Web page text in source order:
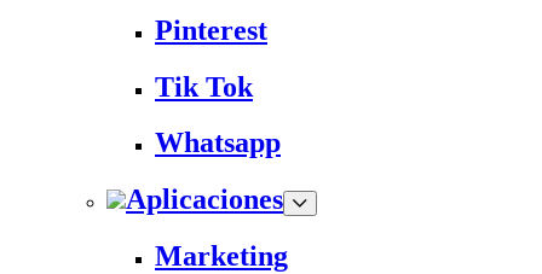
Pinterest
Tik Tok
Whatsapp
Aplicaciones
Marketing